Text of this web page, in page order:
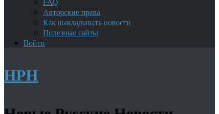
Авторские права
Как выкладывать новости
Полезные сайты
Войти
НРН